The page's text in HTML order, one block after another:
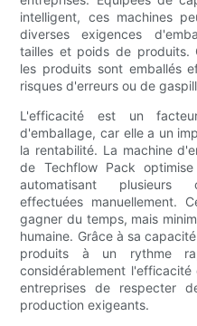
intelligent, ces machines
diverses exigences
tailles et poids de produits.
les produits sont emballés
risques d'erreurs ou de
L'efficacité est un
d'emballage, car elle a un
la rentabilité. La machine
de Techflow Pack
automatisant plusieurs
effectuées manuellement.
gagner du temps, mais
humaine. Grâce à sa
produits à un rythme
considérablement
entreprises de respecter
production exigeants.